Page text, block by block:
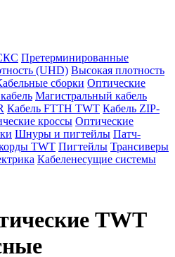
Претерминированные
(UHD) Высокая плотность
сборки Оптические
Магистральный кабель
Кабель FTTH TWT Кабель ZIP-
кроссы Оптические
Шнуры и пигтейлы Патч-
TWT Пигтейлы Трансиверы
Кабеленесущие системы
TWT